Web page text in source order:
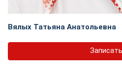
Вялых Татьяна Анатольевна